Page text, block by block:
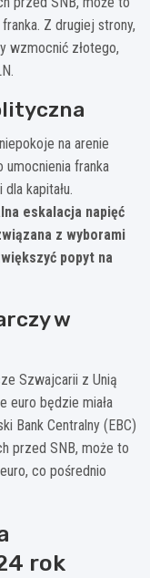
Z drugiej strony,
wzmocnić złotego,
na arenie
franka
kapitału.
eskalacja napięć
z wyborami
popyt na
w
Szwajcarii z Unią
euro będzie miała
Bank Centralny (EBC)
przed SNB, może to
co pośrednio
rok